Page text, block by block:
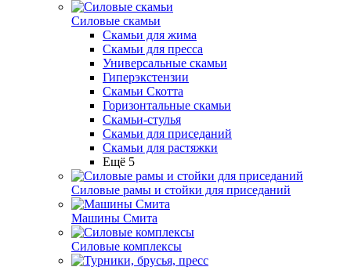
Силовые скамьи
Скамьи для жима
Скамьи для пресса
Универсальные скамьи
Гиперэкстензии
Скамьи Скотта
Горизонтальные скамьи
Скамьи-стулья
Скамьи для приседаний
Скамьи для растяжки
Ещё 5
Силовые рамы и стойки для приседаний
Машины Смита
Силовые комплексы